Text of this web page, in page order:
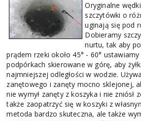
Oryginalne
szczytówki o
uginają się pod
Dobieramy
nurtu, tak aby
prądem rzeki około 45° - 60°
podpórkach skierowane w górę, aby
najmniejszej odległości w wodzie.
zanętowego i zanęty mocno sklejonej,
nie wymył zanęty z koszyka i nie zniósł
także zaopatrzyć się w koszyki z
metoda bardzo skuteczna, ale także